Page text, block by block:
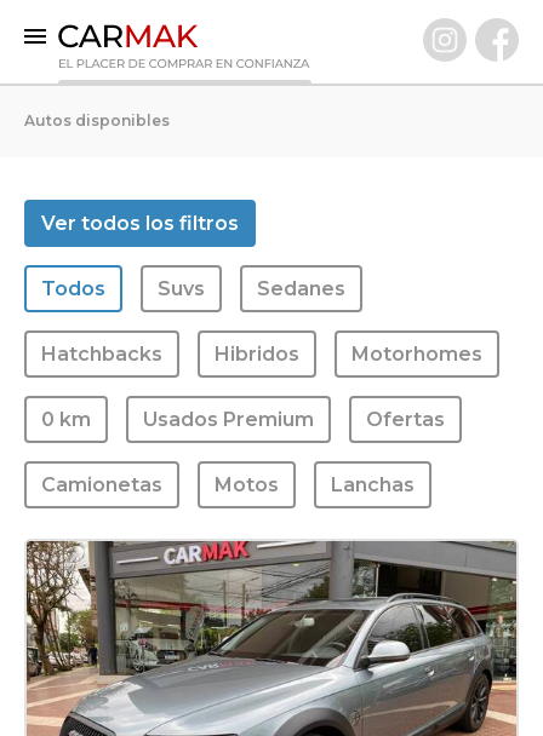
0 KM
Usados Premium
VENDÉ TU AUTO
CLIENTES
PREGUNTAS FRECUENTES
GARANTÍA CARMAK
CONOCÉ CARMAK
Autos disponibles
Ver todos los filtros
Todos Suvs Sedanes
Hatchbacks Hibridos Motorhomes
0 km Usados Premium Ofertas
Camionetas Motos Lanchas